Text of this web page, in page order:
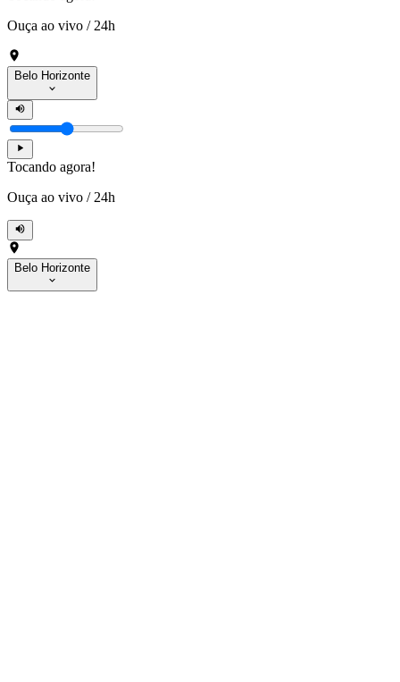
Ouça ao vivo / 24h
Belo Horizonte
Tocando agora!
Ouça ao vivo / 24h
Belo Horizonte